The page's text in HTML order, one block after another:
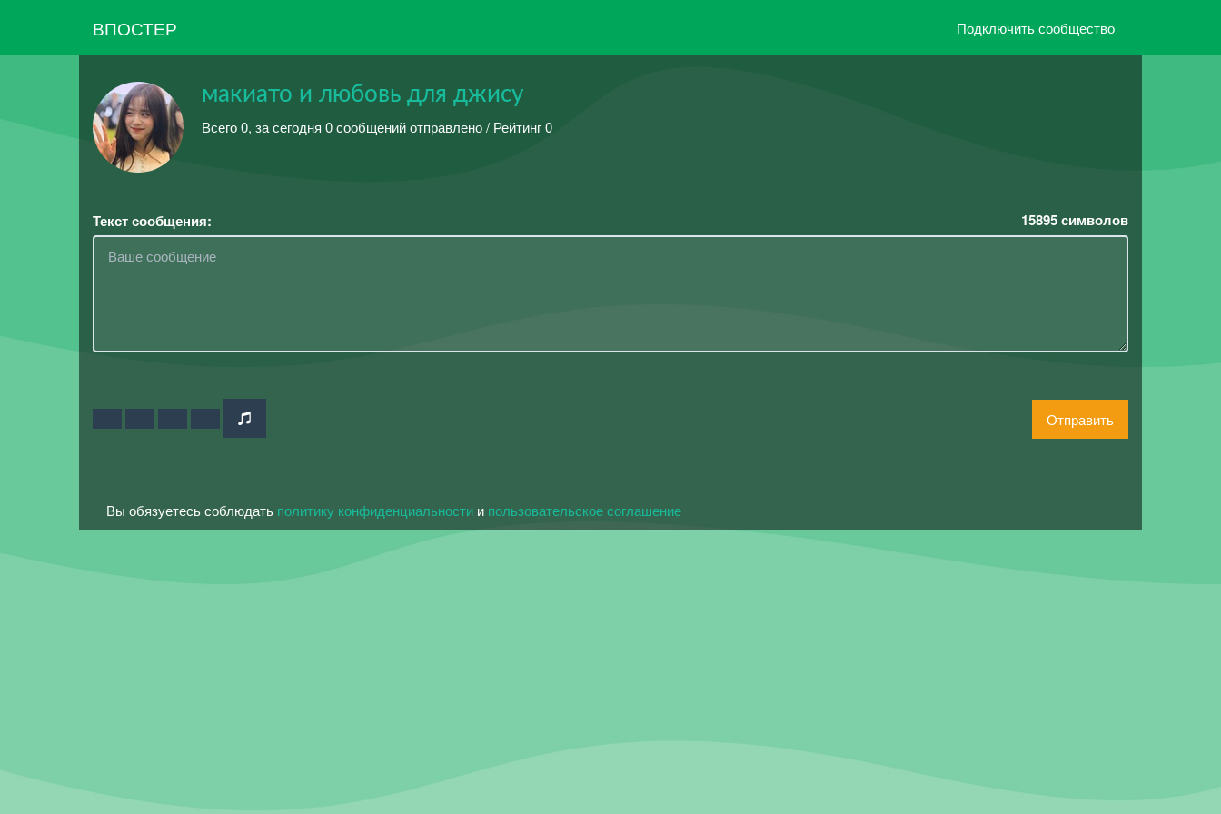
ВПОСТЕР Подключить сообщество
макиато и любовь для джису
Всего 0, за сегодня 0 сообщений отправлено / Рейтинг 0
Текст сообщения: 15895символов
Отправить
Вы обязуетесь соблюдать политику конфиденциальности и пользовательское соглашение